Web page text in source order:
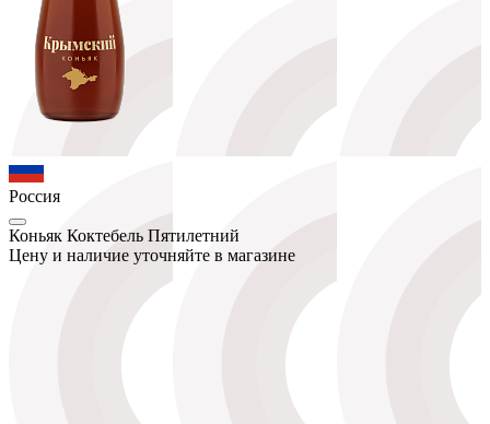
Россия
Коньяк Коктебель Пятилетний
Цену и наличие уточняйте в магазине